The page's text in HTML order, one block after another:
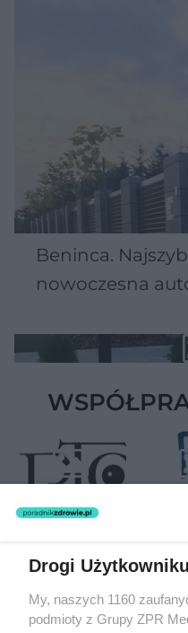
Beninca.
nowoczesna
Żaden utwór zamieszczony w
rozpowszechniany lub dalej
(w tym także elektroniczny lub
Drogi
My, naszych 1160
podmioty z Grupy ZPR